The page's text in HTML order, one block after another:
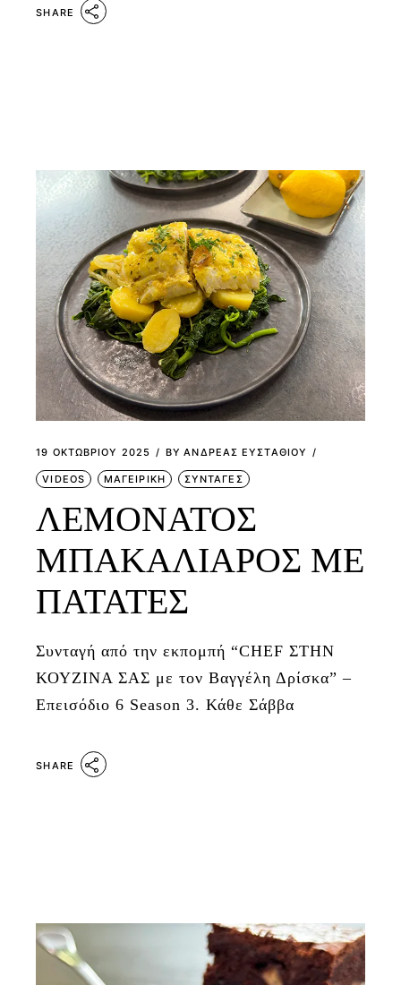
SHARE
19 ΟΚΤΩΒΡΊΟΥ 2025 BY ΑΝΔΡΕΑΣ ΕΥΣΤΑΘΙΟΥ
VIDEOS ΜΑΓΕΙΡΙΚΗ ΣΥΝΤΑΓΕΣ
ΛΕΜΟΝΑΤΟΣ
ΜΠΑΚΑΛΙΑΡΟΣ ΜΕ
ΠΑΤΑΤΕΣ
Συνταγή από την εκπομπή “CHEF ΣΤΗΝ
ΚΟΥΖΙΝΑ ΣΑΣ με τον Βαγγέλη Δρίσκα” –
Επεισόδιο 6 Season 3. Κάθε Σάββα
SHARE